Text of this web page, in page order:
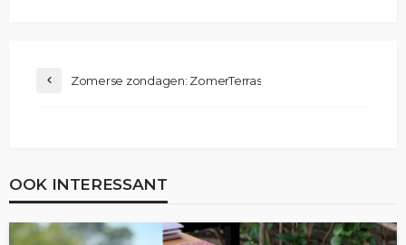
Zomerse zondagen: ZomerTerras
OOK INTERESSANT